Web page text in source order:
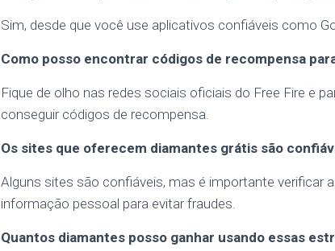
Sim, desde que você use aplicativos confiáveis como
Como posso encontrar códigos de recompensa
Fique de olho nas redes sociais oficiais do Free Fire e
conseguir códigos de recompensa.
Os sites que oferecem diamantes grátis são
Alguns sites são confiáveis, mas é importante verificar
informação pessoal para evitar fraudes.
Quantos diamantes posso ganhar usando essas